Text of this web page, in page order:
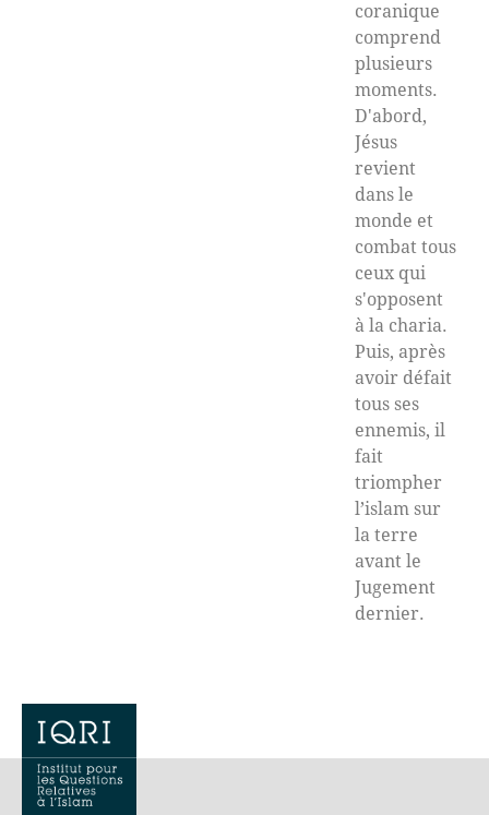
coranique
comprend
plusieurs
moments.
D'abord,
Jésus
revient
dans le
monde et
combat tous
ceux qui
s'opposent
à la charia.
Puis, après
avoir défait
tous ses
ennemis, il
fait
triompher
l’islam sur
la terre
avant le
Jugement
dernier.